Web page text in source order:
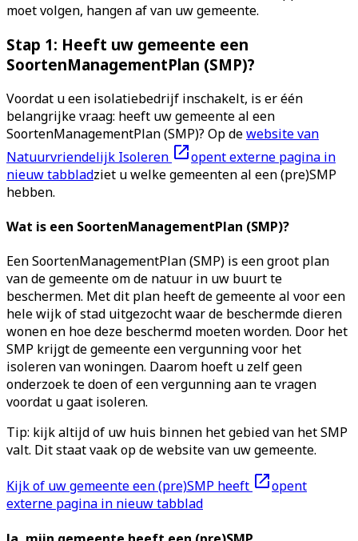
moet volgen, hangen af van uw gemeente.
Stap 1: Heeft uw gemeente een
SoortenManagementPlan (SMP)?
Voordat u een isolatiebedrijf inschakelt, is er één
belangrijke vraag: heeft uw gemeente al een
SoortenManagementPlan (SMP)? Op dewebsite van
Natuurvriendelijk Isoleren
opent externe pagina in
nieuw tabbladziet u welke gemeenten al een (pre)SMP
hebben.
Wat is een SoortenManagementPlan (SMP)?
Een SoortenManagementPlan (SMP) is een groot plan
van de gemeente om de natuur in uw buurt te
beschermen. Met dit plan heeft de gemeente al voor een
hele wijk of stad uitgezocht waar de beschermde dieren
wonen en hoe deze beschermd moeten worden. Door het
SMP krijgt de gemeente een vergunning voor het
isoleren van woningen. Daarom hoeft u zelf geen
onderzoek te doen of een vergunning aan te vragen
voordat u gaat isoleren.
Tip: kijk altijd of uw huis binnen het gebied van het SMP
valt. Dit staat vaak op de website van uw gemeente.
Kijk of uw gemeente een (pre)SMP heeft
opent
externe pagina in nieuw tabblad